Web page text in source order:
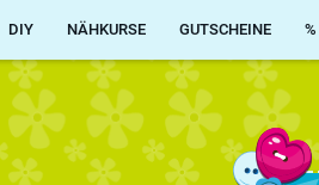
DIY NÄHKURSE GUTSCHEINE